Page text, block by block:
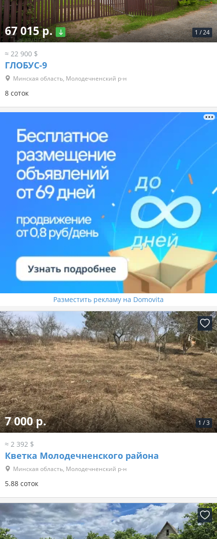
1 /24
67 015 р.
≈ 22 900 $
ГЛОБУС-9
Минская область, Молодечненский р-н
8 соток
Разместить рекламу на Domovita
1 /3
7 000 р.
≈ 2 392 $
Кветка Молодечненского района
Минская область, Молодечненский р-н
5.88 соток